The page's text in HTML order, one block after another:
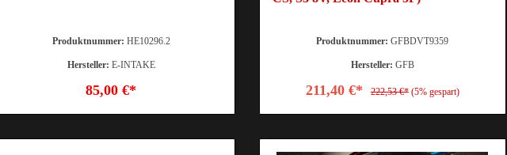
Produktnummer: HE10296.2
Hersteller: E-INTAKE
85,00 €*
Produktnummer:GFBDVT9359
Hersteller: GFB
211,40 €* 222,53 €* (5% gespart)